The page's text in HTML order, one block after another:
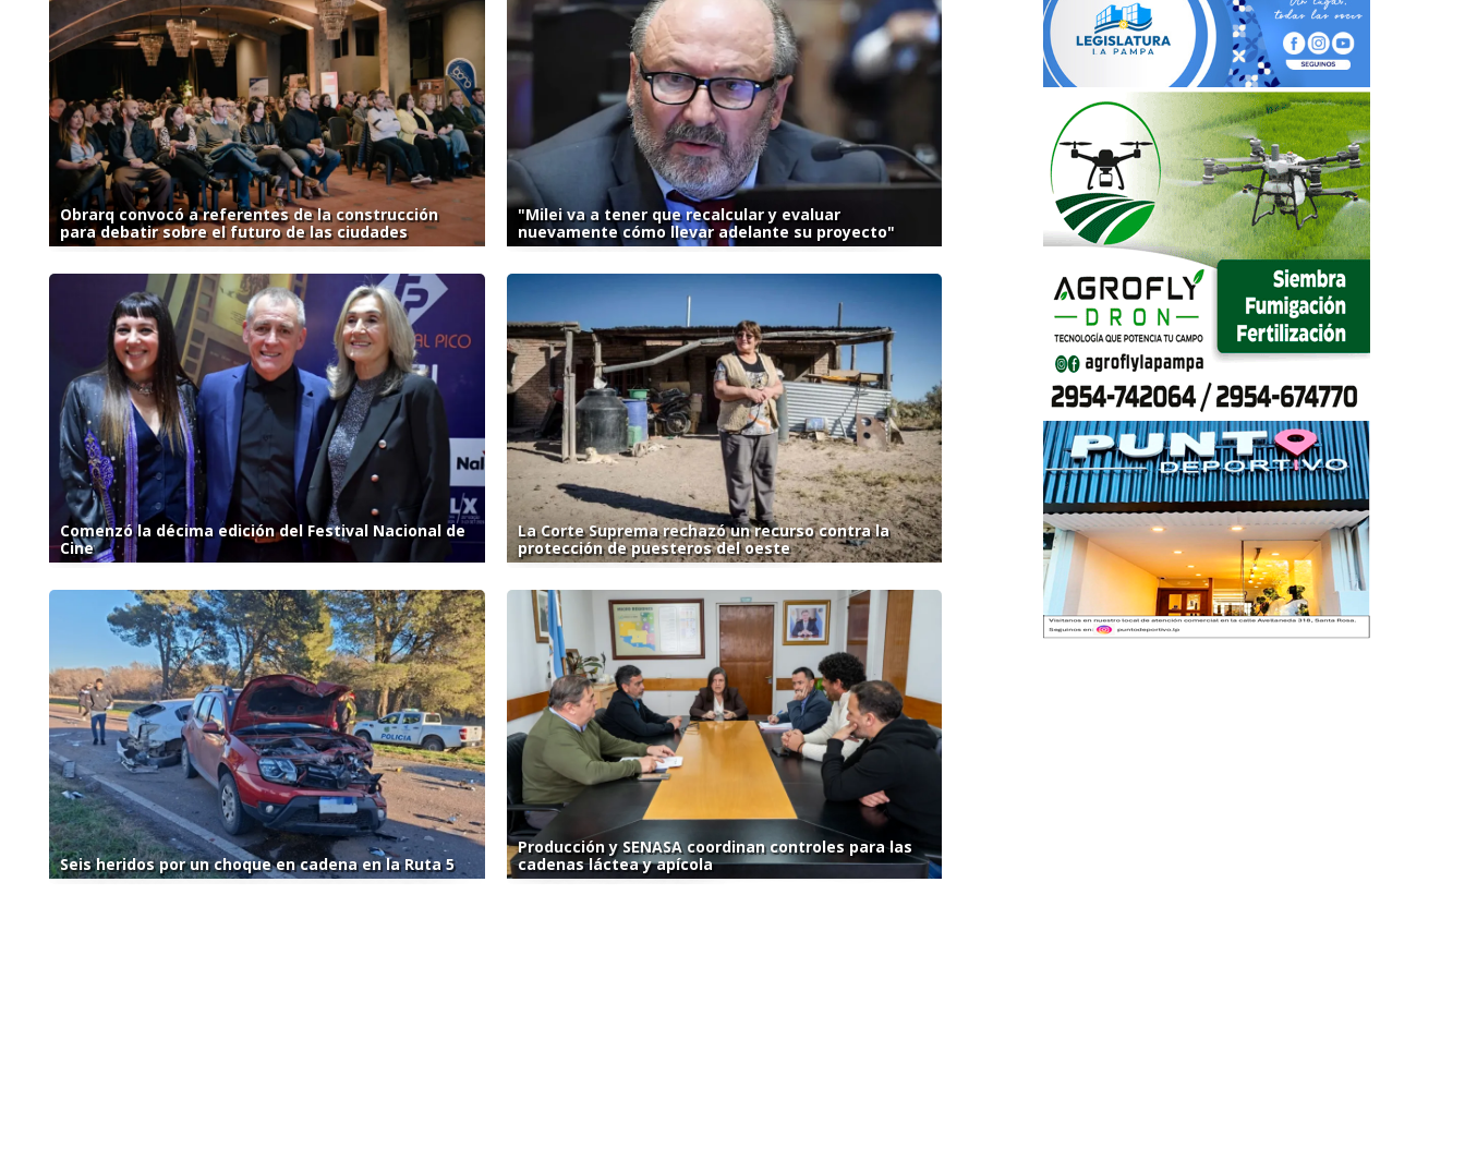
Obrarq convocó a referentes de la construcción
para debatir sobre el futuro de las ciudades
"Milei va a tener que recalcular y evaluar
nuevamente cómo llevar adelante su proyecto"
Comenzó la décima edición del Festival Nacional de
Cine
La Corte Suprema rechazó un recurso contra la
protección de puesteros del oeste
Seis heridos por un choque en cadena en la Ruta 5
Producción y SENASA coordinan controles para las
cadenas láctea y apícola